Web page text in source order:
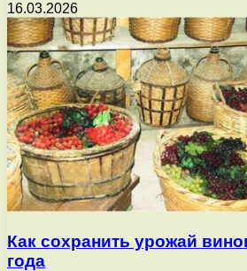
16.03.2026
Как сохранить урожай
года